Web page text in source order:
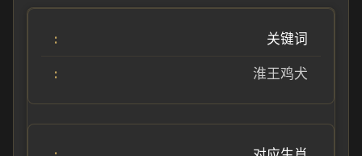
关键词
淮王鸡犬